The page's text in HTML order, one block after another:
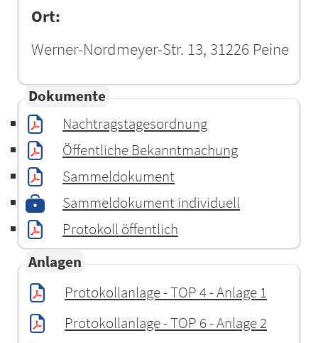
Ort:
Werner-Nordmeyer-Str. 13, 31226 Peine
Dokumente
Nachtragstagesordnung
Öffentliche Bekanntmachung
Sammeldokument
Sammeldokument individuell
Protokoll öffentlich
Anlagen
Protokollanlage - TOP 4 - Anlage 1
Protokollanlage - TOP 6 - Anlage 2